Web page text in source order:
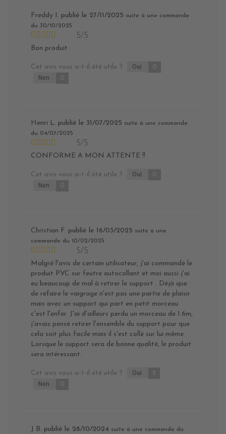
Freddy I. publié le 27/11/2025 suite à une commande
du 30/10/2025
5/5
Bon produit
Cet avis vous a-t-il été utile ? Oui 0
Non 0
Henri L. publié le 31/07/2025 suite à une commande
du 04/07/2025
5/5
CONFORME A MON ATTENTE !!
Cet avis vous a-t-il été utile ? Oui 0
Non 0
Christian F. publié le 16/03/2025 suite à une
commande du 10/02/2025
5/5
Malgré l'avis de certain utilisateur, j'ai commandé le
produit PVC sur feutre autocollant et moi aussi j'ai
eu beaucoup de mal à retirer le support . Déjà que
de refaire le vaigrage n'est pas une partie de plaisir
mais avec un support qui part en petit morceau
c'est l'enfer. J'ai d'ailleurs perdu un morceau de 1.6m,
j'avais pensé retirer l'ensemble du support pour que
cela soit plus facile mais il s'est collé sur lui même.
Lorsque le support sera de bonne qualité, le produit
sera intéressant.
Cet avis vous a-t-il été utile ? Oui 2
Non 0
J B. publié le 28/10/2024 suite à une commande du